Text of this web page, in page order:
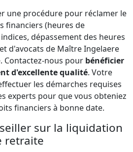
une procédure pour réclamer le
financiers (heures de
dépassement des heures
d'avocats de Maître Ingelaere
Contactez-nous pour bénéficier
d'excellente qualité. Votre
les démarches requises
experts pour que vous obteniez
financiers à bonne date.
sur la liquidation
retraite